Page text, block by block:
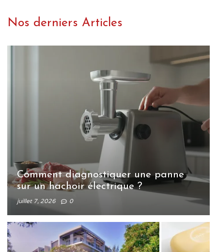
Nos derniers Articles
Comment diagnostiquer une panne
sur un hachoir électrique ?
juillet 7, 2026 0